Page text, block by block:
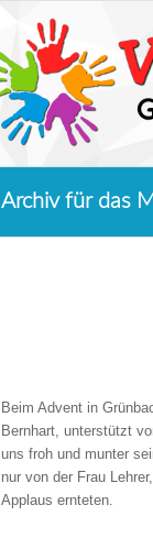
Archiv für das
Beim Advent in
Bernhart, unterstützt
uns froh und munter
nur von der Frau
Applaus ernteten.